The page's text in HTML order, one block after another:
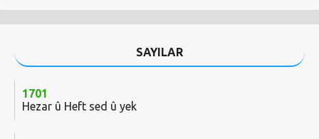
SAYILAR
1701
Hezar û Heft sed û yek